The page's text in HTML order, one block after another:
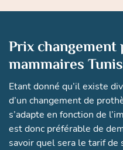
Prix changement
mammaires
Etant donné qu’il existe
d’un changement de
s’adapte en fonction de
est donc préférable de
savoir quel sera le tarif de